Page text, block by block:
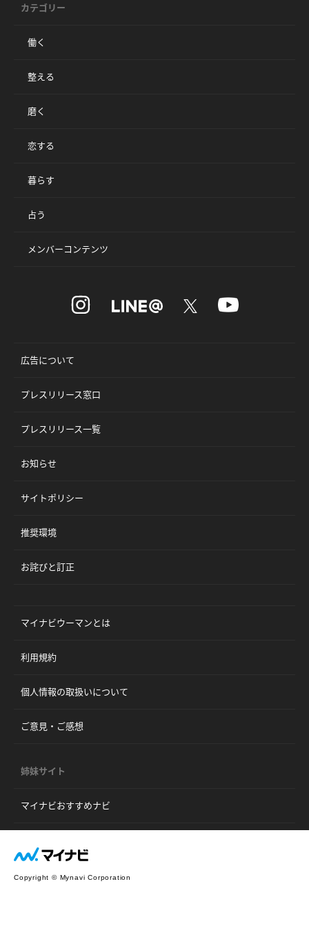
カテゴリー
働く
整える
磨く
恋する
暮らす
占う
メンバーコンテンツ
広告について
プレスリリース窓口
プレスリリース一覧
お知らせ
サイトポリシー
推奨環境
お詫びと訂正
マイナビウーマンとは
利用規約
個人情報の取扱いについて
ご意見・ご感想
姉妹サイト
マイナビおすすめナビ
Copyright © Mynavi Corporation